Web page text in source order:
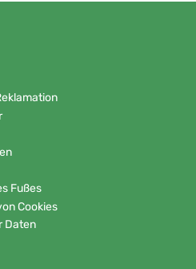
Fußes
Cookies
Daten